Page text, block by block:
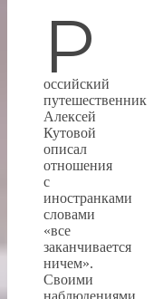
Р
оссийский
путешественник
Алексей
Кутовой
описал
отношения
с
иностранками
словами
«все
заканчивается
ничем».
Своими
наблюдениями